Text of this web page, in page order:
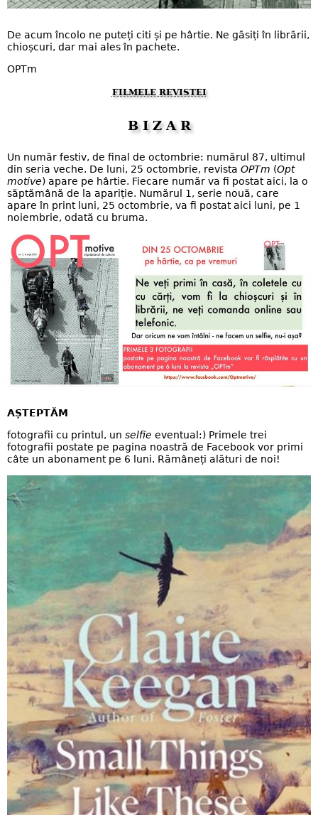
De acum încolo ne puteți citi și pe hârtie. Ne găsiți în librării,
chioșcuri, dar mai ales în pachete.
OPTm
FILMELE REVISTEI
B I Z A R
Un număr festiv, de final de octombrie: numărul 87, ultimul
din seria veche. De luni, 25 octombrie, revista OPTm (Opt
motive) apare pe hârtie. Fiecare număr va fi postat aici, la o
săptămână de la apariție. Numărul 1, serie nouă, care
apare în print luni, 25 octombrie, va fi postat aici luni, pe 1
noiembrie, odată cu bruma.
AȘTEPTĂM
fotografii cu printul, un selfie eventual:) Primele trei
fotografii postate pe pagina noastră de Facebook vor primi
câte un abonament pe 6 luni. Rămâneți alături de noi!